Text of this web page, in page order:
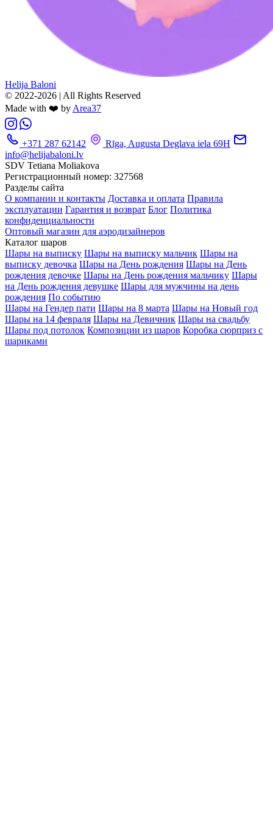
Helija Baloni
© 2022-2026 | All Rights Reserved
Made with ❤️ byArea37
+371 287 62142
Rīga, Augusta Deglava iela 69H
info@helijabaloni.lv
SDV Tetiana Moliakova
Регистрационный номер: 327568
Разделы сайта
О компании и контакты Доставка и оплата Правила
эксплуатации Гарантия и возврат Блог Политика
конфиденциальности
Оптовый магазин для аэродизайнеров
Каталог шаров
Шары на выписку Шары на выписку мальчик Шары на
выписку девочка Шары на День рождения Шары на День
рождения девочке Шары на День рождения мальчику Шары
на День рождения девушке Шары для мужчины на день
рождения По событию
Шары на Гендер пати Шары на 8 марта Шары на Новый год
Шары на 14 февраля Шары на Девичник Шары на свадьбу
Шары под потолок Композиции из шаров Коробка сюрприз с
шариками